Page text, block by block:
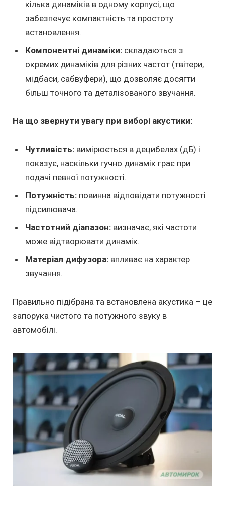
кілька динаміків в одному корпусі, що
забезпечує компактність та простоту
встановлення.
Компонентні динаміки: складаються з
окремих динаміків для різних частот (твітери,
мідбаси, сабвуфери), що дозволяє досягти
більш точного та деталізованого звучання.
На що звернути увагу при виборі акустики:
Чутливість: вимірюється в децибелах (дБ) і
показує, наскільки гучно динамік грає при
подачі певної потужності.
Потужність: повинна відповідати потужності
підсилювача.
Частотний діапазон: визначає, які частоти
може відтворювати динамік.
Матеріал дифузора: впливає на характер
звучання.
Правильно підібрана та встановлена акустика – це
запорука чистого та потужного звуку в
автомобілі.